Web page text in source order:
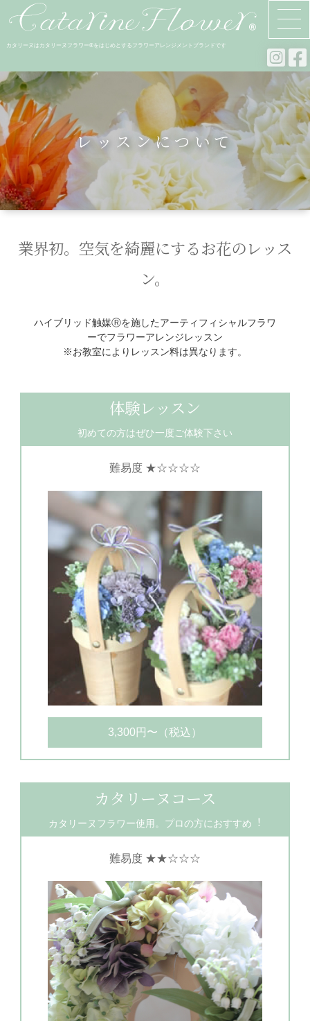
カタリーヌはカタリーヌフラワー®をはじめとするフラワーアレンジメントブランドです
レッスンについて
業界初。空気を綺麗にするお花のレッス
ン。
ハイブリッド触媒Ⓡを施したアーティフィシャルフラワ
ーでフラワーアレンジレッスン
※お教室によりレッスン料は異なります。
体験レッスン
初めての⽅はぜひ⼀度ご体験下さい
難易度 ★☆☆☆☆
3,300円〜（税込）
カタリーヌコース
カタリーヌフラワー使用。プロの方におすすめ︕
難易度 ★★☆☆☆